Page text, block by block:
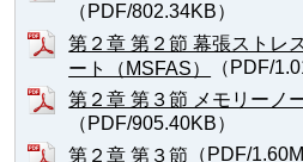
（PDF/802.34KB）
第２章 第２節 幕張ストレ
ート（MSFAS）
（PDF/
第２章 第３節 メモリーノ
（PDF/905.40KB）
第２章 第３節 （PDF/